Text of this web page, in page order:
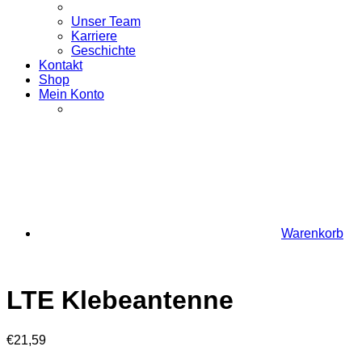
Unser Team
Karriere
Geschichte
Kontakt
Shop
Mein Konto
Warenkorb
LTE Klebeantenne
€21,59